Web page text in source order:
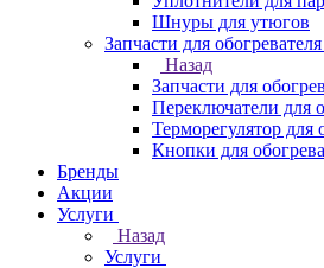
Шнуры для утюгов
Запчасти для обогревателя
Назад
Запчасти для
Переключатели для
Терморегулятор для
Кнопки для
Бренды
Акции
Услуги
Назад
Услуги